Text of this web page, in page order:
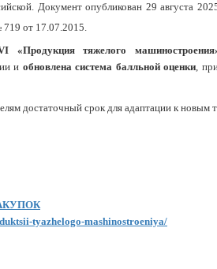
Документ опубликован 29 августа
719 от 17.07.2015.
«Продукция тяжелого
и обновлена система балльной оценки,
достаточный срок для адаптации к новым
tyazhelogo-mashinostroeniya/